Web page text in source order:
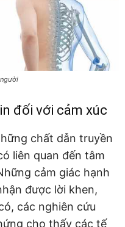
đối với cảm xúc
chất dẫn truyền
liên quan đến tâm
cảm giác hạnh
được lời khen,
các nghiên cứu
cho thấy các tế